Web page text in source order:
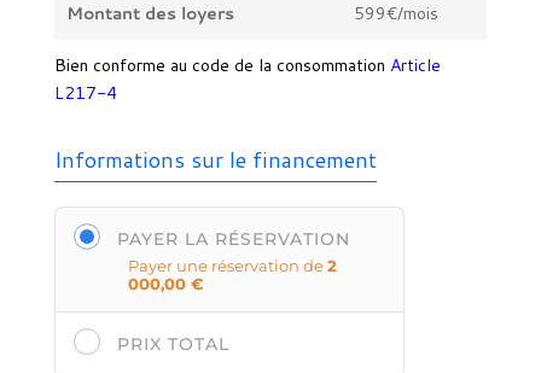
Montant des loyers 599€/mois
Bien conforme au code de la consommation Article
L217-4
Informations sur le financement
PAYER LA RÉSERVATION
Payer une réservation de2
000,00 €
PRIX TOTAL